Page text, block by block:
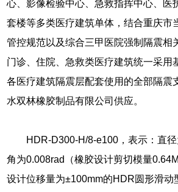
心、影像检验中心、急救指挥中心、医
套楼等多类医疗建筑单体，结合重庆市
管控规范以及综合三甲医院强制隔震相
门诊、住院、急救类医疗建筑统一采用
各医疗建筑隔震层配套使用的全部隔震
水双林橡胶制品有限公司供应。
HDR-D300-H/8-e100，表示：直
角为0.008rad（橡胶设计剪切模量
设计位移量为±100mm的HDR圆形滑动